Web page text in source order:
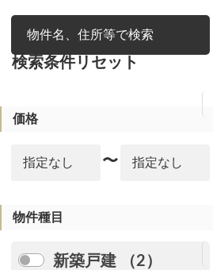
検索条件リセット
価格
〜
物件種目
新築戸建 （2）